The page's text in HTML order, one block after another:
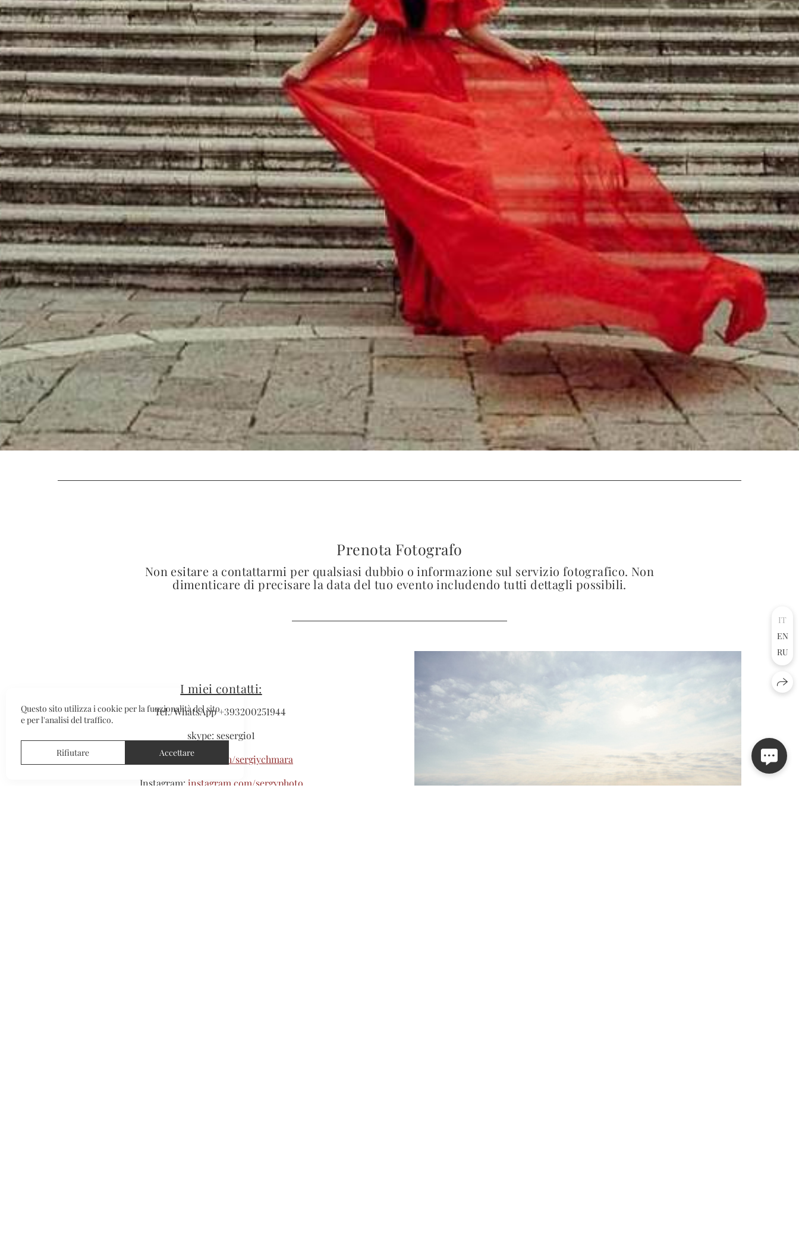
Prenota Fotografo
Non esitare a contattarmi per qualsiasi dubbio o informazione sul servizio fotografico. Non
dimenticare di precisare la data del tuo evento includendo tutti dettagli possibili.
I miei contatti:
Tel./WhatsApp +393200251944
skype: sesergio1
Vkontakte:
vk.com/sergiychmara
Instagram: instagram.com/sergyphoto
IT
EN
RU
Questo sito utilizza i cookie per la funzionalità del sito
e per l'analisi del traffico.
Rifiutare Accettare